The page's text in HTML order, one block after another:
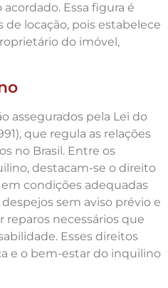
Essa figura é
locação, pois estabelece
do imóvel,
assegurados pela Lei do
que regula as relações
no Brasil. Entre os
destacam-se o direito
condições adequadas
sem aviso prévio e
reparos necessários que
Esses direitos
e o bem-estar do inquilino